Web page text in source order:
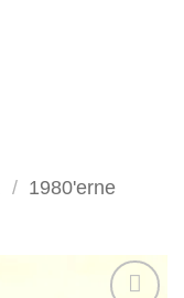
/ 1980'erne